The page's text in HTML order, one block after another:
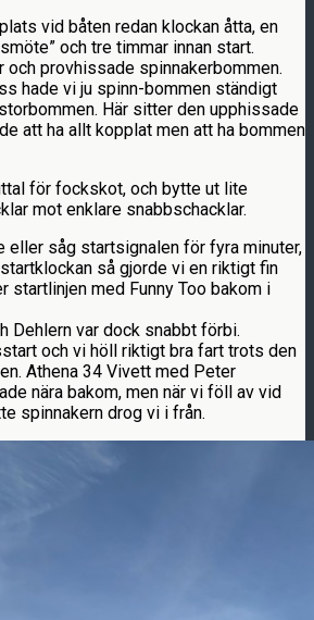
vid båten redan klockan åtta, en
och tre timmar innan start.
och provhissade spinnakerbommen.
hade vi ju spinn-bommen ständigt
Här sitter den upphissade
att ha allt kopplat men att ha bommen
för fockskot, och bytte ut lite
mot enklare snabbschacklar.
eller såg startsignalen för fyra minuter,
så gjorde vi en riktigt fin
startlinjen med Funny Too bakom i
Dehlern var dock snabbt förbi.
och vi höll riktigt bra fart trots den
Athena 34 Vivett med Peter
nära bakom, men när vi föll av vid
spinnakern drog vi i från.